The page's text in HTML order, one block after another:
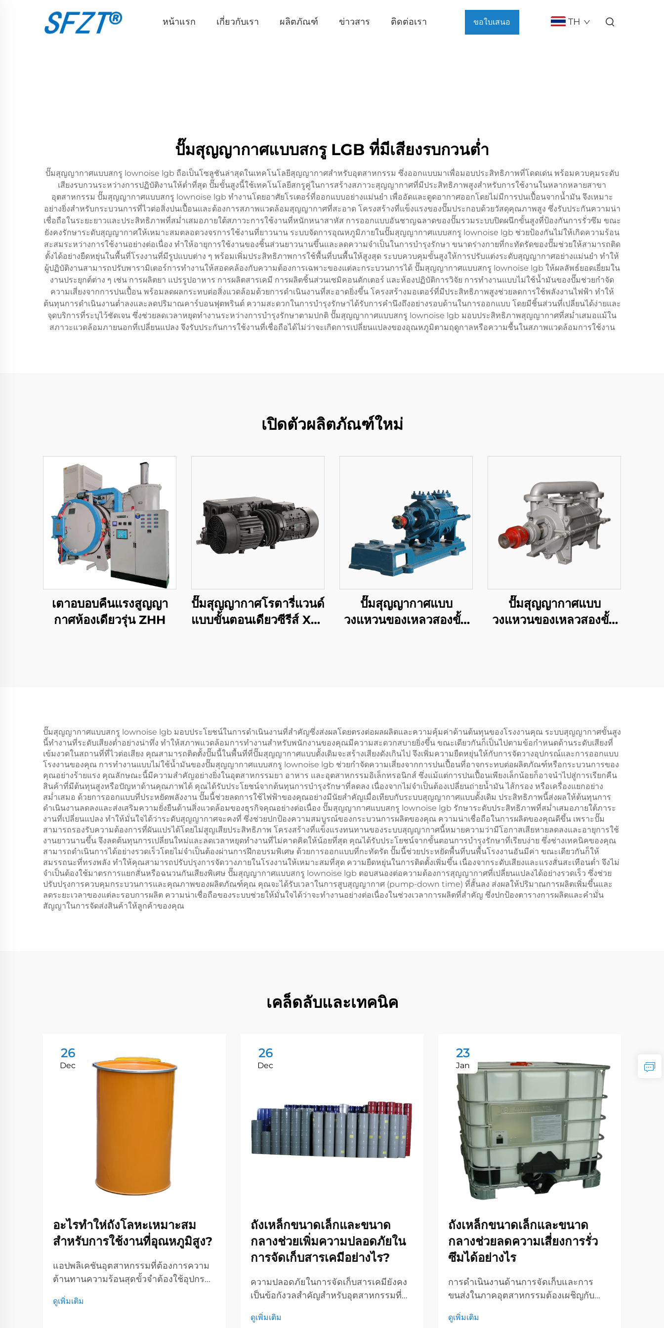
หน้าแรก เกี่ยวกับเรา ผลิตภัณฑ์ ข่าวสาร ติดต่อเรา ขอใบเสนอ TH
ปั๊มสุญญากาศแบบสกรู LGB ที่มีเสียงรบกวนต่ำ
ปั๊มสุญญากาศแบบสกรู lownoise lgb ถือเป็นโซลูชันล่าสุดในเทคโนโลยีสุญญากาศสำหรับอุตสาหกรรม ซึ่งออกแบบมาเพื่อมอบประสิทธิภาพที่โดดเด่น พร้อมควบคุมระดับ
เสียงรบกวนระหว่างการปฏิบัติงานให้ต่ำที่สุด ปั๊มขั้นสูงนี้ใช้เทคโนโลยีสกรูคู่ในการสร้างสภาวะสุญญากาศที่มีประสิทธิภาพสูงสำหรับการใช้งานในหลากหลายสาขา
อุตสาหกรรม ปั๊มสุญญากาศแบบสกรู lownoise lgb ทำงานโดยอาศัยโรเตอร์ที่ออกแบบอย่างแม่นยำ เพื่ออัดและดูดอากาศออกโดยไม่มีการปนเปื้อนจากน้ำมัน จึงเหมาะ
อย่างยิ่งสำหรับกระบวนการที่ไวต่อสิ่งปนเปื้อนและต้องการสภาพแวดล้อมสุญญากาศที่สะอาด โครงสร้างที่แข็งแรงของปั๊มประกอบด้วยวัสดุคุณภาพสูง ซึ่งรับประกันความน่า
เชื่อถือในระยะยาวและประสิทธิภาพที่สม่ำเสมอภายใต้สภาวะการใช้งานที่หนักหนาสาหัส การออกแบบอันชาญฉลาดของปั๊มรวมระบบปิดผนึกขั้นสูงที่ป้องกันการรั่วซึม ขณะ
ยังคงรักษาระดับสุญญากาศให้เหมาะสมตลอดวงจรการใช้งานที่ยาวนาน ระบบจัดการอุณหภูมิภายในปั๊มสุญญากาศแบบสกรู lownoise lgb ช่วยป้องกันไม่ให้เกิดความร้อน
สะสมระหว่างการใช้งานอย่างต่อเนื่อง ทำให้อายุการใช้งานของชิ้นส่วนยาวนานขึ้นและลดความจำเป็นในการบำรุงรักษา ขนาดร่างกายที่กะทัดรัดของปั๊มช่วยให้สามารถติด
ตั้งได้อย่างยืดหยุ่นในพื้นที่โรงงานที่มีรูปแบบต่าง ๆ พร้อมเพิ่มประสิทธิภาพการใช้พื้นที่บนพื้นให้สูงสุด ระบบควบคุมขั้นสูงให้การปรับแต่งระดับสุญญากาศอย่างแม่นยำ ทำให้
ผู้ปฏิบัติงานสามารถปรับพารามิเตอร์การทำงานให้สอดคล้องกับความต้องการเฉพาะของแต่ละกระบวนการได้ ปั๊มสุญญากาศแบบสกรู lownoise lgb ให้ผลลัพธ์ยอดเยี่ยมใน
งานประยุกต์ต่าง ๆ เช่น การผลิตยา แปรรูปอาหาร การผลิตสารเคมี การผลิตชิ้นส่วนเซมิคอนดักเตอร์ และห้องปฏิบัติการวิจัย การทำงานแบบไม่ใช้น้ำมันของปั๊มช่วยกำจัด
ความเสี่ยงจากการปนเปื้อน พร้อมลดผลกระทบต่อสิ่งแวดล้อมด้วยการดำเนินงานที่สะอาดยิ่งขึ้น โครงสร้างมอเตอร์ที่มีประสิทธิภาพสูงช่วยลดการใช้พลังงานไฟฟ้า ทำให้
ต้นทุนการดำเนินงานต่ำลงและลดปริมาณคาร์บอนฟุตพรินต์ ความสะดวกในการบำรุงรักษาได้รับการคำนึงถึงอย่างรอบด้านในการออกแบบ โดยมีชิ้นส่วนที่เปลี่ยนได้ง่ายและ
จุดบริการที่ระบุไว้ชัดเจน ซึ่งช่วยลดเวลาหยุดทำงานระหว่างการบำรุงรักษาตามปกติ ปั๊มสุญญากาศแบบสกรู lownoise lgb มอบประสิทธิภาพสุญญากาศที่สม่ำเสมอแม้ใน
สภาวะแวดล้อมภายนอกที่เปลี่ยนแปลง จึงรับประกันการใช้งานที่เชื่อถือได้ไม่ว่าจะเกิดการเปลี่ยนแปลงของอุณหภูมิตามฤดูกาลหรือความชื้นในสภาพแวดล้อมการใช้งาน
เปิดตัวผลิตภัณฑ์ใหม่
เตาอบอบคืนแรงสูญญา
กาศห้องเดียวรุ่น ZHH
ปั๊มสุญญากาศโรตารี่แวนด์
แบบขั้นตอนเดียวซีรีส์ XD-
ปั๊มสุญญากาศแบบ
วงแหวนของเหลวสองขั้น
ปั๊มสุญญากาศแบบ
วงแหวนของเหลวสองขั้น
ปั๊มสุญญากาศแบบสกรู lownoise lgb มอบประโยชน์ในการดำเนินงานที่สำคัญซึ่งส่งผลโดยตรงต่อผลผลิตและความคุ้มค่าด้านต้นทุนของโรงงานคุณ ระบบสุญญากาศขั้นสูง
นี้ทำงานที่ระดับเสียงต่ำอย่างน่าทึ่ง ทำให้สภาพแวดล้อมการทำงานสำหรับพนักงานของคุณมีความสะดวกสบายยิ่งขึ้น ขณะเดียวกันก็เป็นไปตามข้อกำหนดด้านระดับเสียงที่
เข้มงวดในสถานที่ที่ไวต่อเสียง คุณสามารถติดตั้งปั๊มนี้ในพื้นที่ที่ปั๊มสุญญากาศแบบดั้งเดิมจะสร้างเสียงดังเกินไป จึงเพิ่มความยืดหยุ่นให้กับการจัดวางอุปกรณ์และการออกแบบ
โรงงานของคุณ การทำงานแบบไม่ใช้น้ำมันของปั๊มสุญญากาศแบบสกรู lownoise lgb ช่วยกำจัดความเสี่ยงจากการปนเปื้อนที่อาจกระทบต่อผลิตภัณฑ์หรือกระบวนการของ
คุณอย่างร้ายแรง คุณลักษณะนี้มีความสำคัญอย่างยิ่งในอุตสาหกรรมยา อาหาร และอุตสาหกรรมอิเล็กทรอนิกส์ ซึ่งแม้แต่การปนเปื้อนเพียงเล็กน้อยก็อาจนำไปสู่การเรียกคืน
สินค้าที่มีต้นทุนสูงหรือปัญหาด้านคุณภาพได้ คุณได้รับประโยชน์จากต้นทุนการบำรุงรักษาที่ลดลง เนื่องจากไม่จำเป็นต้องเปลี่ยนถ่ายน้ำมัน ไส้กรอง หรือเครื่องแยกอย่าง
สม่ำเสมอ ด้วยการออกแบบที่ประหยัดพลังงาน ปั๊มนี้ช่วยลดการใช้ไฟฟ้าของคุณอย่างมีนัยสำคัญเมื่อเทียบกับระบบสุญญากาศแบบดั้งเดิม ประสิทธิภาพนี้ส่งผลให้ต้นทุนการ
ดำเนินงานลดลงและส่งเสริมความยั่งยืนด้านสิ่งแวดล้อมของธุรกิจคุณอย่างต่อเนื่อง ปั๊มสุญญากาศแบบสกรู lownoise lgb รักษาระดับประสิทธิภาพที่สม่ำเสมอภายใต้ภาระ
งานที่เปลี่ยนแปลง ทำให้มั่นใจได้ว่าระดับสุญญากาศจะคงที่ ซึ่งช่วยปกป้องความสมบูรณ์ของกระบวนการผลิตของคุณ ความน่าเชื่อถือในการผลิตของคุณดีขึ้น เพราะปั๊ม
สามารถรองรับความต้องการที่ผันแปรได้โดยไม่สูญเสียประสิทธิภาพ โครงสร้างที่แข็งแรงทนทานของระบบสุญญากาศนี้หมายความว่ามีโอกาสเสียหายลดลงและอายุการใช้
งานยาวนานขึ้น จึงลดต้นทุนการเปลี่ยนใหม่และลดเวลาหยุดทำงานที่ไม่คาดคิดให้น้อยที่สุด คุณได้รับประโยชน์จากขั้นตอนการบำรุงรักษาที่เรียบง่าย ซึ่งช่างเทคนิคของคุณ
สามารถดำเนินการได้อย่างรวดเร็วโดยไม่จำเป็นต้องผ่านการฝึกอบรมพิเศษ ด้วยการออกแบบที่กะทัดรัด ปั๊มนี้ช่วยประหยัดพื้นที่บนพื้นโรงงานอันมีค่า ขณะเดียวกันก็ให้
สมรรถนะที่ทรงพลัง ทำให้คุณสามารถปรับปรุงการจัดวางภายในโรงงานให้เหมาะสมที่สุด ความยืดหยุ่นในการติดตั้งเพิ่มขึ้น เนื่องจากระดับเสียงและแรงสั่นสะเทือนต่ำ จึงไม่
จำเป็นต้องใช้มาตรการแยกสั่นหรือฉนวนกันเสียงพิเศษ ปั๊มสุญญากาศแบบสกรู lownoise lgb ตอบสนองต่อความต้องการสุญญากาศที่เปลี่ยนแปลงได้อย่างรวดเร็ว ซึ่งช่วย
ปรับปรุงการควบคุมกระบวนการและคุณภาพของผลิตภัณฑ์คุณ คุณจะได้รับเวลาในการสูบสุญญากาศ (pump-down time) ที่สั้นลง ส่งผลให้ปริมาณการผลิตเพิ่มขึ้นและ
ลดระยะเวลาของแต่ละรอบการผลิต ความน่าเชื่อถือของระบบช่วยให้มั่นใจได้ว่าจะทำงานอย่างต่อเนื่องในช่วงเวลาการผลิตที่สำคัญ ซึ่งปกป้องตารางการผลิตและคำมั่น
สัญญาในการจัดส่งสินค้าให้ลูกค้าของคุณ
เคล็ดลับและเทคนิค
26
Dec
อะไรทำให่ถังโลหะเหมาะสม
สำหรับการใช้งานที่อุณหภูมิสูง?
แอปพลิเคชันอุตสาหกรรมที่ต้องการความ
ต้านทานความร้อนสุดขั้วจำต้องใช้อุปกรณ์
1000°C ขึ้น Barrel โลหะและห้องที่ใช้ใน
ดูเพิ่มเติม
26
Dec
ถังเหล็กขนาดเล็กและขนาด
กลางช่วยเพิ่มความปลอดภัยใน
การจัดเก็บสารเคมีอย่างไร?
ความปลอดภัยในการจัดเก็บสารเคมียังคง
เป็นข้อกังวลสำคัญสำหรับอุตสาหกรรมที่
สามารถสร้างความต่างระหว่างการดำเนิน
ดูเพิ่มเติม
23
Jan
ถังเหล็กขนาดเล็กและขนาด
กลางช่วยลดความเสี่ยงการรั่ว
ซึมได้อย่างไร
การดำเนินงานด้านการจัดเก็บและการ
ขนส่งในภาคอุตสาหกรรมต้องเผชิญกับ
เหตุการณ์การรั่วซึม ซึ่งอาจนำไปสู่การปน
ดูเพิ่มเติม